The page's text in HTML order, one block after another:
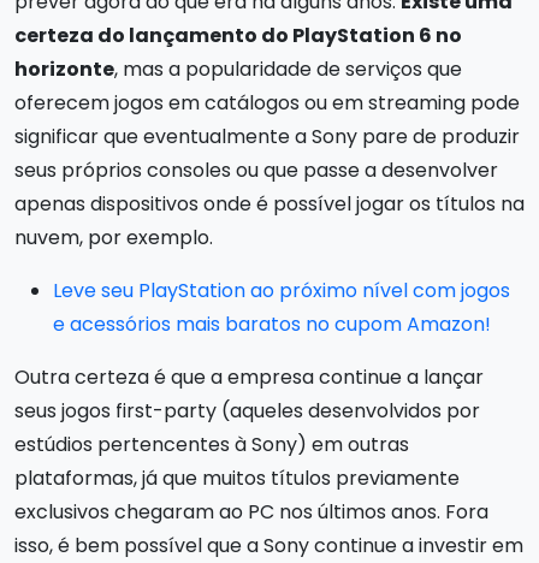
certeza do lançamento do PlayStation 6 no
horizonte, mas a popularidade de serviços que
oferecem jogos em catálogos ou em streaming pode
significar que eventualmente a Sony pare de produzir
seus próprios consoles ou que passe a desenvolver
apenas dispositivos onde é possível jogar os títulos na
nuvem, por exemplo.
Leve seu PlayStation ao próximo nível com jogos
e acessórios mais baratos no cupom Amazon!
Outra certeza é que a empresa continue a lançar
seus jogos first-party (aqueles desenvolvidos por
estúdios pertencentes à Sony) em outras
plataformas, já que muitos títulos previamente
exclusivos chegaram ao PC nos últimos anos. Fora
isso, é bem possível que a Sony continue a investir em